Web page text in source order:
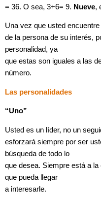
= 36. O sea, 3+6= 9. Nueve,
Una vez que usted encuentre
de la persona de su interés,
personalidad, ya
que estas son iguales a las
número.
Las personalidades
“Uno”
Usted es un líder, no un
esforzará siempre por ser
búsqueda de todo lo
que desea. Siempre está a
que pueda llegar
a interesarle.